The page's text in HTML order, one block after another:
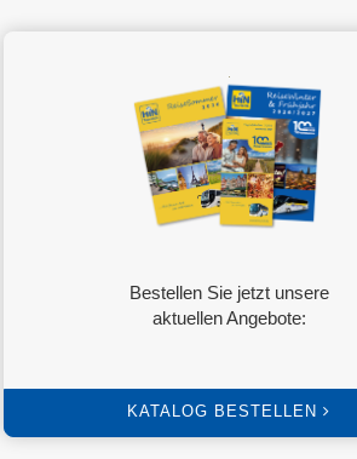
Bestellen Sie jetzt unsere
aktuellen Angebote:
KATALOG BESTELLEN